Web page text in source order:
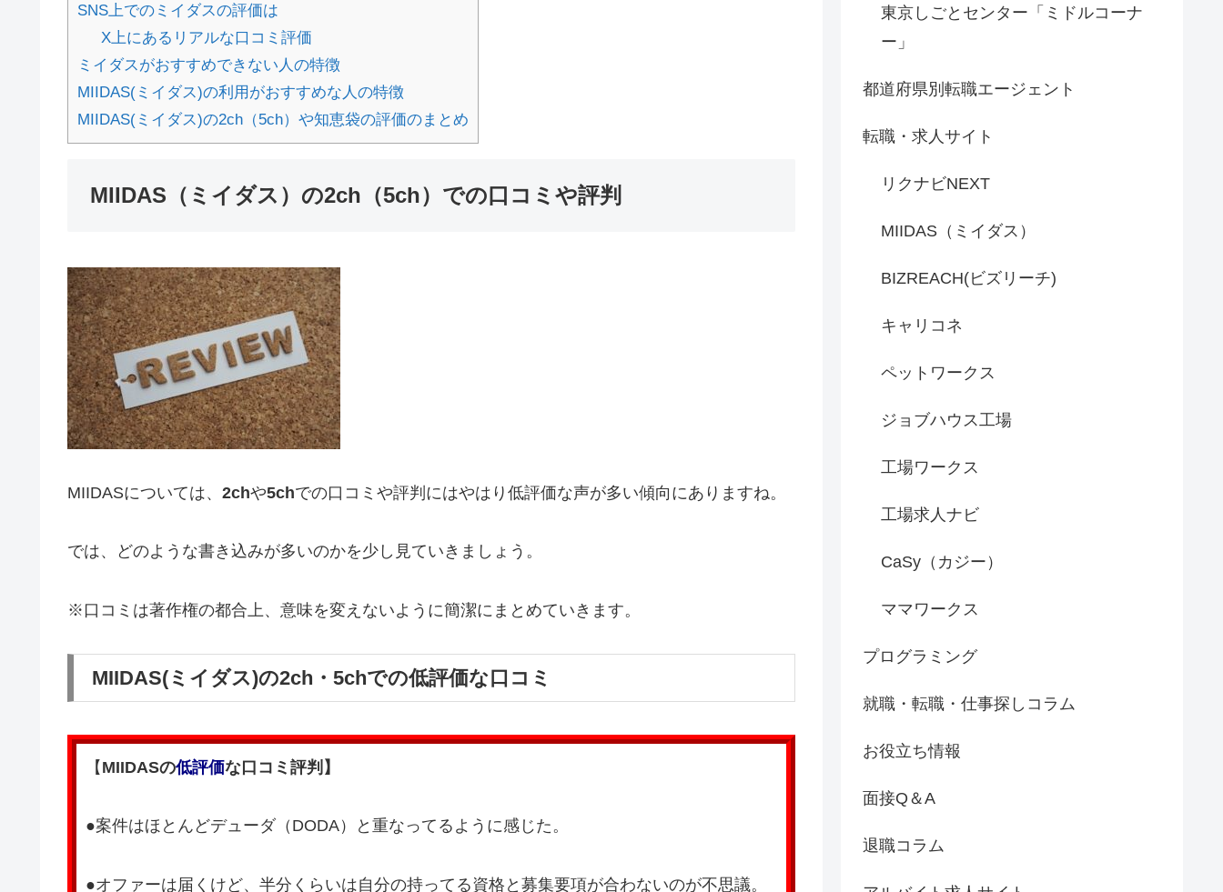
SNS上でのミイダスの評価は
X上にあるリアルな口コミ評価
ミイダスがおすすめできない人の特徴
MIIDAS(ミイダス)の利用がおすすめな人の特徴
MIIDAS(ミイダス)の2ch（5ch）や知恵袋の評価のまとめ
MIIDAS（ミイダス）の2ch（5ch）での口コミや評判
MIIDASについては、 2chや5chでの口コミや評判にはやはり低評価な声が多い傾向にありますね。
では、どのような書き込みが多いのかを少し見ていきましょう。
※口コミは著作権の都合上、意味を変えないように簡潔にまとめていきます。
MIIDAS(ミイダス)の2ch・5chでの低評価な口コミ
【 MIIDASの低評価な口コミ評判】
●案件はほとんどデューダ（DODA）と重なってるように感じた。
●オファーは届くけど、半分くらいは自分の持ってる資格と募集要項が合わないのが不思議。
東京しごとセンター「ミドルコーナ
ー」
都道府県別転職エージェント
転職・求人サイト
リクナビNEXT
MIIDAS（ミイダス）
BIZREACH(ビズリーチ)
キャリコネ
ペットワークス
ジョブハウス工場
工場ワークス
工場求人ナビ
CaSy（カジー）
ママワークス
プログラミング
就職・転職・仕事探しコラム
お役立ち情報
面接Q＆A
退職コラム